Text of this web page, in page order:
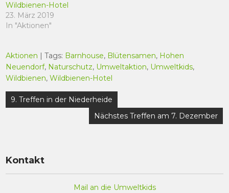
Wildbienen-Hotel
23. März 2019
In "Aktionen"
Aktionen | Tags: Barnhouse, Blütensamen, Hohen
Neuendorf, Naturschutz, Umweltaktion, Umweltkids,
Wildbienen,Wildbienen-Hotel
Beitragsnavigation
9. Treffen in der Niederheide
Nächstes Treffen am 7. Dezember
Kontakt
Mail an die Umweltkids